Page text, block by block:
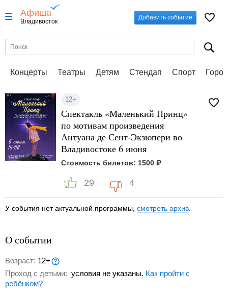
Афиша
Владивосток
Добавить событие
Концерты Театры Детям Стендап Спорт
12+
Спектакль «Маленький Принц»
по мотивам произведения
Антуана де Сент-Экзюпери во
Владивостоке 6 июня
Стоимость билетов: 1500 ₽
29 4
У события нет актуальной программы, смотреть архив
О событии
Возраст: 12+
Проход с детьми: условия не указаны. Как пройти с
ребёнком?